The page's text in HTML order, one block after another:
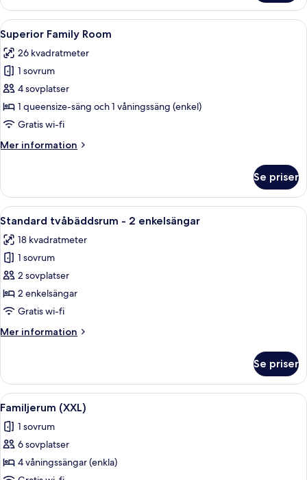
Room
with
2
Queen
Beds
Öppna
alla
foton
för
Superior
Family
Room
Ett hotellrum med en stor säng, ett
4
Superior Family Room
26 kvadratmeter
1 sovrum
4 sovplatser
1 queensize-säng och 1 våningssäng (enkel)
Gratis wi-fi
Mer information
Mer
Family
Room
Se priser
Öppna
alla
foton
för
Standard
tvåbäddsrum
-
enkelsängar
Ett hotellrum med två sängar, ett
2
Standard tvåbäddsrum - 2 enkelsängar
18 kvadratmeter
1 sovrum
2 sovplatser
2 enkelsängar
Gratis wi-fi
Mer information
Mer
tvåbäddsrum
2
enkelsängar
Se priser
Öppna
alla
foton
för
Familjerum
Ett modernt hotellrum med
7
Familjerum (XXL)
1 sovrum
6 sovplatser
4 våningssängar (enkla)